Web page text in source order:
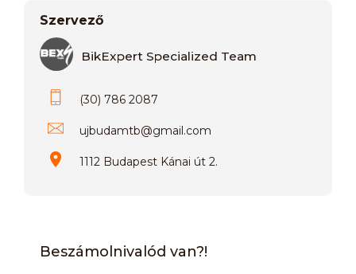
Szervező
BikExpert Specialized Team
(30) 786 2087
ujbudamtb@gmail.com
1112 Budapest Kánai út 2.
Beszámolnivalód van?!